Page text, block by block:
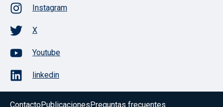
Instagram
X
Youtube
linkedin
ContactoPublicacionesPreguntas frecuentes